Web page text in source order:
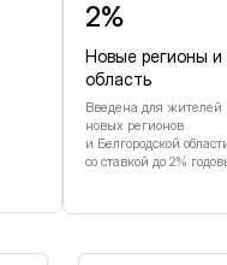
2%
Новые регионы и
область
Введена для жителей
новых регионов
и Белгородской
со ставкой до 2%